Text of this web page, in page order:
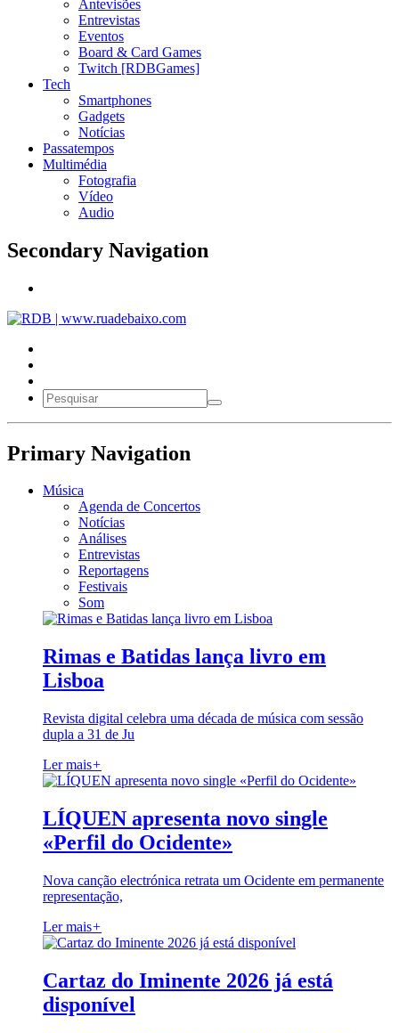
Antevisões
Entrevistas
Eventos
Board & Card Games
Twitch [RDBGames]
Tech
Smartphones
Gadgets
Notícias
Passatempos
Multimédia
Fotografia
Vídeo
Audio
Secondary Navigation
Primary Navigation
Música
Agenda de Concertos
Notícias
Análises
Entrevistas
Reportagens
Festivais
Som
Rimas e Batidas lança livro em
Lisboa
Revista digital celebra uma década de música com sessão
dupla a 31 de Ju
Ler mais+
LÍQUEN apresenta novo single
«Perfil do Ocidente»
Nova canção electrónica retrata um Ocidente em permanente
representação,
Ler mais+
Cartaz do Iminente 2026 já está
disponível